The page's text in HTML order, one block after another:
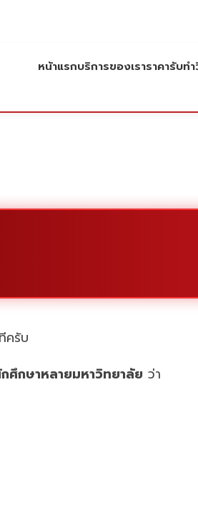
หน้าแรกบริการของเราราคารับท
ครับ
ศึกษาหลายมหาวิทยาลัย ว่า